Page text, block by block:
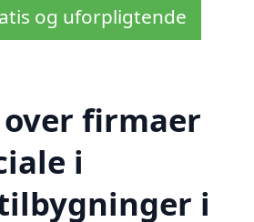
og uforpligtende
firmaer
i
i